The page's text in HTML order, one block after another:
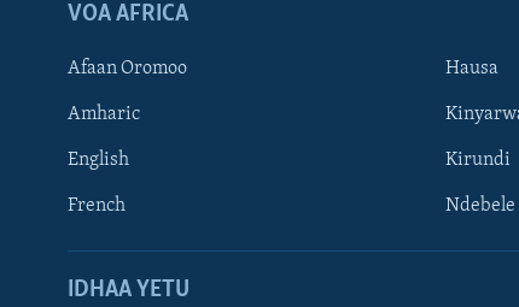
VOA AFRICA
Afaan Oromoo
Amharic
English
French
Hausa
Kirundi
Ndebele
IDHAA YETU